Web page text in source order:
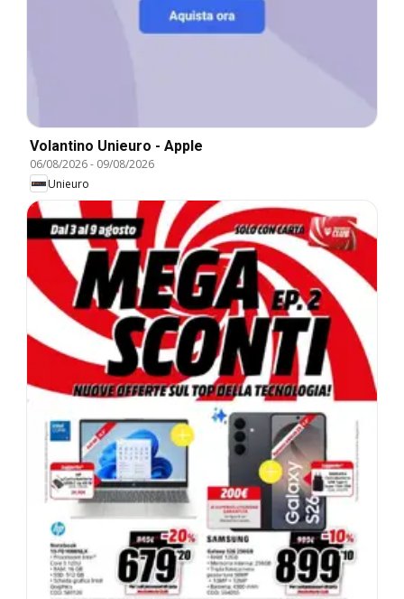
Volantino Unieuro - Apple
06/08/2026- 09/08/2026
Unieuro